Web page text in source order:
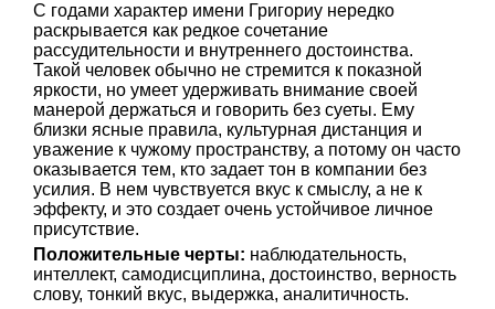
С годами характер имени Григориу нередко
раскрывается как редкое сочетание
рассудительности и внутреннего достоинства.
Такой человек обычно не стремится к показной
яркости, но умеет удерживать внимание своей
манерой держаться и говорить без суеты. Ему
близки ясные правила, культурная дистанция и
уважение к чужому пространству, а потому он часто
оказывается тем, кто задает тон в компании без
усилия. В нем чувствуется вкус к смыслу, а не к
эффекту, и это создает очень устойчивое личное
присутствие.
Положительные черты: наблюдательность,
интеллект, самодисциплина, достоинство, верность
слову, тонкий вкус, выдержка, аналитичность.